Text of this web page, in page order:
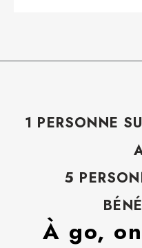
1 PERSONNE
5
À go,